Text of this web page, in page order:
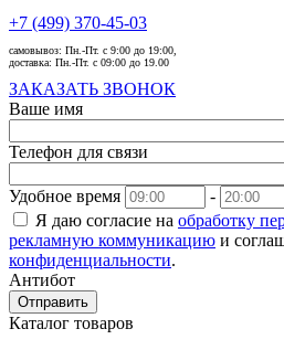
+7 (499) 370-45-03
самовывоз: Пн.-Пт. с 9:00 до 19:00,
доставка: Пн.-Пт. с 09:00 до 19.00
ЗАКАЗАТЬ ЗВОНОК
Ваше имя
Телефон для связи
Удобное время
-
Я даю согласие на обработку
рекламную коммуникацию и
конфиденциальности.
Антибот
Отправить
Каталог товаров